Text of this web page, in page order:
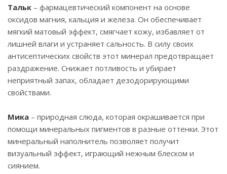
Тальк – фармацевтический компонент на основе
оксидов магния, кальция и железа. Он обеспечивает
мягкий матовый эффект, смягчает кожу, избавляет от
лишней влаги и устраняет сальность. В силу своих
антисептических свойств этот минерал предотвращает
раздражение. Снижает потливость и убирает
неприятный запах, обладает дезодорирующими
свойствами.
Мика – природная слюда, которая окрашивается при
помощи минеральных пигментов в разные оттенки. Этот
минеральный наполнитель позволяет получит
визуальный эффект, играющий нежным блеском и
сиянием.